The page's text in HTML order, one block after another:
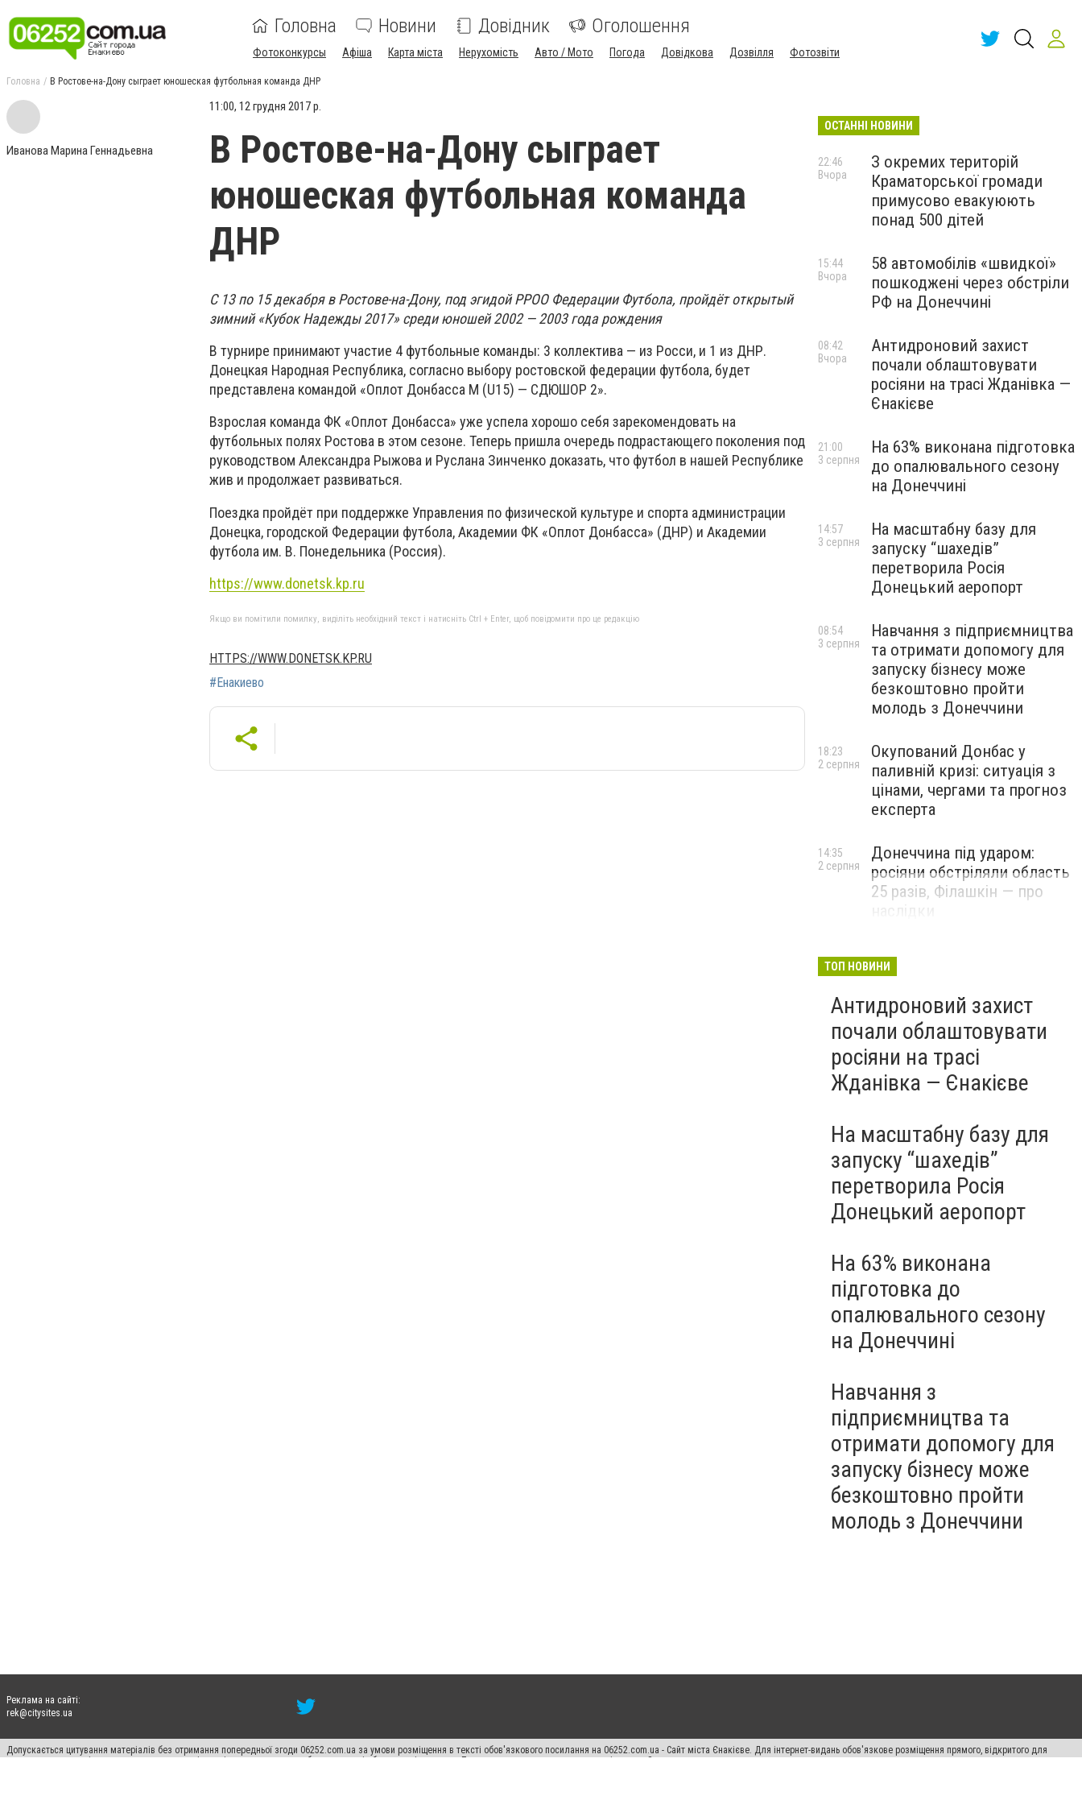
Головна Новини Довідник Оголошення
Фотоконкурсы Афіша Карта міста Нерухомість Авто / Мото Погода Довідкова Дозвілля Фотозвіти
Головна В Ростове-на-Дону сыграет юношеская футбольная команда ДНР
Иванова Марина Геннадьевна
11:00, 12 грудня 2017 р.
В Ростове-на-Дону сыграет
юношеская футбольная команда
ДНР
С 13 по 15 декабря в Ростове-на-Дону, под эгидой РРОО Федерации Футбола, пройдёт открытый
зимний «Кубок Надежды 2017» среди юношей 2002 — 2003 года рождения
В турнире принимают участие 4 футбольные команды: 3 коллектива — из Росси, и 1 из ДНР.
Донецкая Народная Республика, согласно выбору ростовской федерации футбола, будет
представлена командой «Оплот Донбасса М (U15) — СДЮШОР 2».
Взрослая команда ФК «Оплот Донбасса» уже успела хорошо себя зарекомендовать на
футбольных полях Ростова в этом сезоне. Теперь пришла очередь подрастающего поколения под
руководством Александра Рыжова и Руслана Зинченко доказать, что футбол в нашей Республике
жив и продолжает развиваться.
Поездка пройдёт при поддержке Управления по физической культуре и спорта администрации
Донецка, городской Федерации футбола, Академии ФК «Оплот Донбасса» (ДНР) и Академии
футбола им. В. Понедельника (Россия).
https://www.donetsk.kp.ru
Якщо ви помітили помилку, виділіть необхідний текст і натисніть Ctrl + Enter, щоб повідомити про це редакцію
HTTPS://WWW.DONETSK.KP.RU
#Енакиево
ОСТАННІ НОВИНИ
З окремих територій
Краматорської громади
примусово евакуюють
понад 500 дітей
22:46
Вчора
58 автомобілів «швидкої»
пошкоджені через обстріли
РФ на Донеччині
15:44
Вчора
Антидроновий захист
почали облаштовувати
росіяни на трасі Жданівка —
Єнакієве
08:42
Вчора
На 63% виконана підготовка
до опалювального сезону
на Донеччині
21:00
3 серпня
На масштабну базу для
запуску “шахедів”
перетворила Росія
Донецький аеропорт
14:57
3 серпня
Навчання з підприємництва
та отримати допомогу для
запуску бізнесу може
безкоштовно пройти
молодь з Донеччини
08:54
3 серпня
Окупований Донбас у
паливній кризі: ситуація з
цінами, чергами та прогноз
експерта
18:23
2 серпня
Донеччина під ударом:
росіяни обстріляли область
25 разів, Філашкін — про
14:35
2 серпня
ТОП НОВИНИ
Антидроновий захист
почали облаштовувати
росіяни на трасі
Жданівка — Єнакієве
На масштабну базу для
запуску “шахедів”
перетворила Росія
Донецький аеропорт
На 63% виконана
підготовка до
опалювального сезону
на Донеччині
Навчання з
підприємництва та
отримати допомогу для
запуску бізнесу може
безкоштовно пройти
молодь з Донеччини
Реклама на сайті:
rek@citysites.ua
Допускається цитування матеріалів без отримання попередньої згоди 06252.com.ua за умови розміщення в тексті обов'язкового посилання на 06252.com.ua - Сайт міста Єнакієве. Для інтернет-видань обов'язкове розміщення прямого, відкритого для
пошукових систем гіперпосилання на цитовані статті не нижче другого абзацу в тексті або в якості джерела. Порушення виняткових прав переслідується Законом.